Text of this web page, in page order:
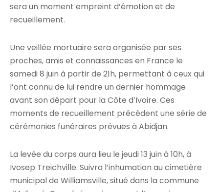
sera un moment empreint d’émotion et de
recueillement.
Une veillée mortuaire sera organisée par ses
proches, amis et connaissances en France le
samedi 8 juin à partir de 21h, permettant à ceux qui
l’ont connu de lui rendre un dernier hommage
avant son départ pour la Côte d’Ivoire. Ces
moments de recueillement précèdent une série de
cérémonies funéraires prévues à Abidjan.
La levée du corps aura lieu le jeudi 13 juin à 10h, à
Ivosep Treichville. Suivra l’inhumation au cimetière
municipal de Williamsville, situé dans la commune